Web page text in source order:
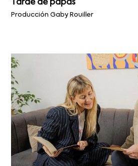
Tarde de papás
Producción Gaby Rouiller